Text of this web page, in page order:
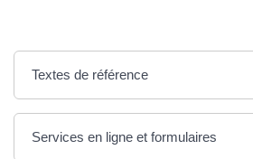
Textes de référence
Services en ligne et formulaires